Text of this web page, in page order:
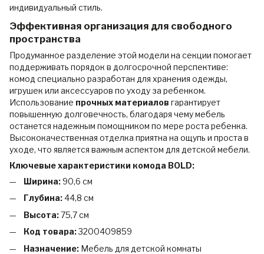
индивидуальный стиль.
Эффективная организация для свободного
пространства
Продуманное разделение этой модели на секции помогает
поддерживать порядок в долгосрочной перспективе:
комод специально разработан для хранения одежды,
игрушек или аксессуаров по уходу за ребенком.
Использование прочных материалов гарантирует
повышенную долговечность, благодаря чему мебель
останется надежным помощником по мере роста ребенка.
Высококачественная отделка приятна на ощупь и проста в
уходе, что является важным аспектом для детской мебели.
Ключевые характеристики комода BOLD:
Ширина:90,6 см
Глубина: 44,8 см
Высота:75,7 см
Код товара:3200409859
Назначение: Мебель для детской комнаты